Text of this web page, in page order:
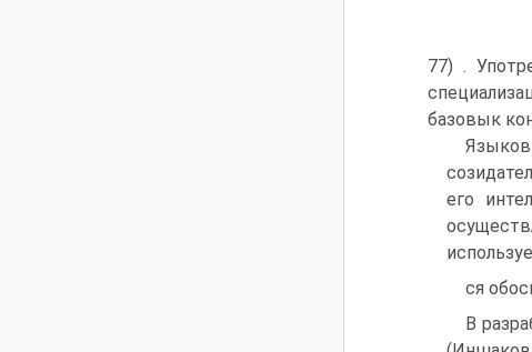
77) .
базовык
его
ся
В